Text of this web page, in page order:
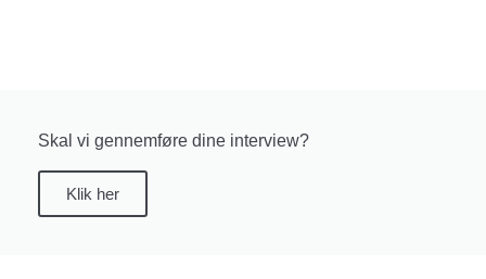
Skal vi gennemføre dine interview?
Klik her